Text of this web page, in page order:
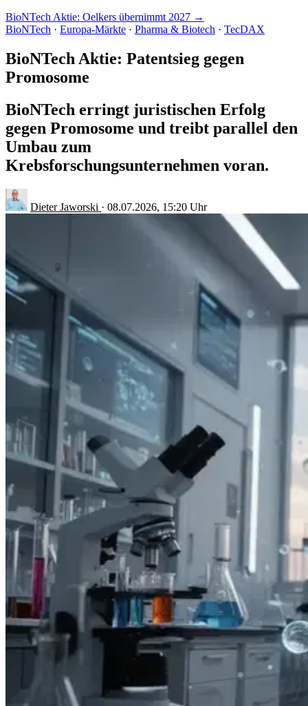
BioNTech Aktie: Oelkers übernimmt 2027 →
BioNTech · Europa-Märkte · Pharma & Biotech · TecDAX
BioNTech Aktie: Patentsieg gegen
Promosome
BioNTech erringt juristischen Erfolg
gegen Promosome und treibt parallel den
Umbau zum
Krebsforschungsunternehmen voran.
Dieter Jaworski · 08.07.2026, 15:20 Uhr